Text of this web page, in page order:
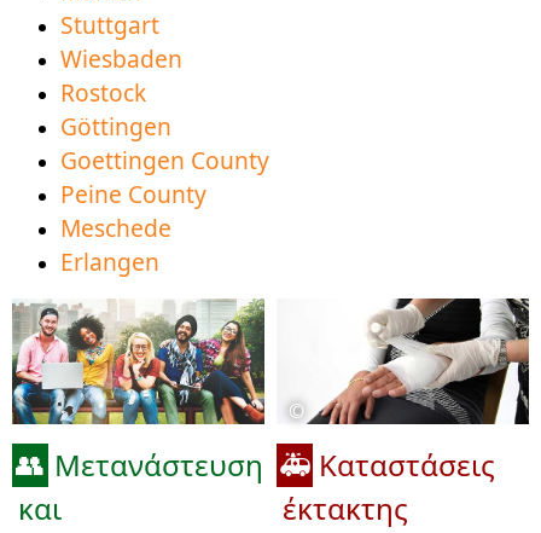
Stuttgart
Wiesbaden
Rostock
Göttingen
Goettingen County
Peine County
Meschede
Erlangen
👥 Μετανάστευση
και
©
🚑 Καταστάσεις
έκτακτης